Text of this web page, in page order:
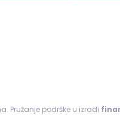
Pružanje podrške u izradi